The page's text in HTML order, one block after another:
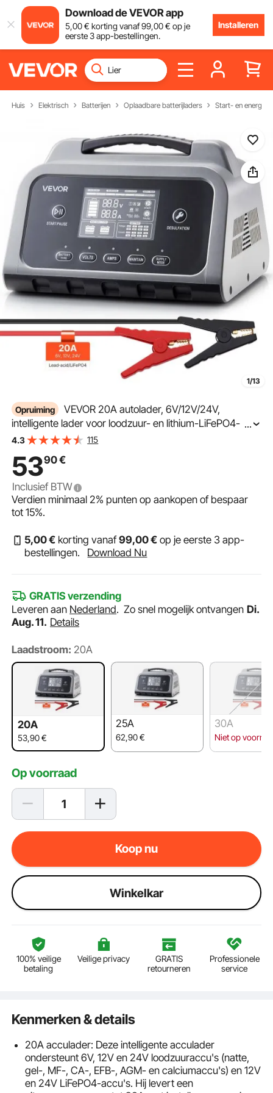
Download de VEVOR app
5,00€ korting vanaf99,00€ op je
eerste 3 app-bestellingen.
Installeren
Huis Elektrisch Batterijen Oplaadbare batterijladers Start- en
1/13
Opruiming
VEVOR 20A autolader, 6V/12V/24V,
intelligente lader voor loodzuur- en lithium-LiFePO4-
accu's, met 7 laadstappen, reparatiemodus en lcd-
...
4.3 115
5390€
Inclusief BTW
Verdien minimaal2% punten op aankopen of bespaar
tot15%.
5,00€ korting vanaf99,00€ op je eerste 3 app-
bestellingen.
Download Nu
GRATIS verzending
Leveren aan Nederland.Zo snel mogelijk ontvangen Di.
Aug. 11. Details
Laadstroom: 20A
20A
53,90€
25A
62,90€
30A
Niet op
Op voorraad
Koop nu
Winkelkar
100% veilige
betaling
Veilige privacy
GRATIS
retourneren
Professionele
service
Kenmerken & details
20A acculader: Deze intelligente acculader
ondersteunt 6V, 12V en 24V loodzuuraccu's (natte,
gel-, MF-, CA-, EFB-, AGM- en calciumaccu's) en 12V
en 24V LiFePO4-accu's. Hij levert een